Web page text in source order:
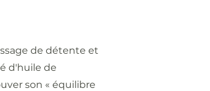
de détente et
d'huile de
son « équilibre